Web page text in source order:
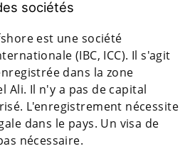
sociétés
est une société
(IBC, ICC). Il s'agit
dans la zone
Ali. Il n'y a pas de capital
L'enregistrement nécessite
dans le pays. Un visa de
nécessaire.